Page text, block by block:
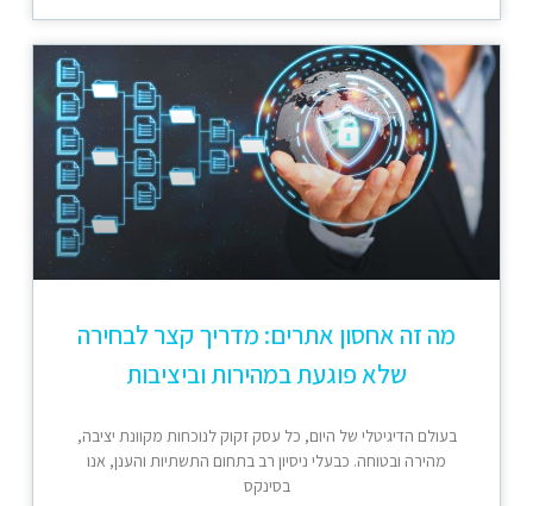
מה זה אחסון אתרים: מדריך קצר לבחירה
שלא פוגעת במהירות וביציבות
בעולם הדיגיטלי של היום, כל עסק זקוק לנוכחות מקוונת יציבה,
מהירה ובטוחה. כבעלי ניסיון רב בתחום התשתיות והענן, אנו
בסינקס